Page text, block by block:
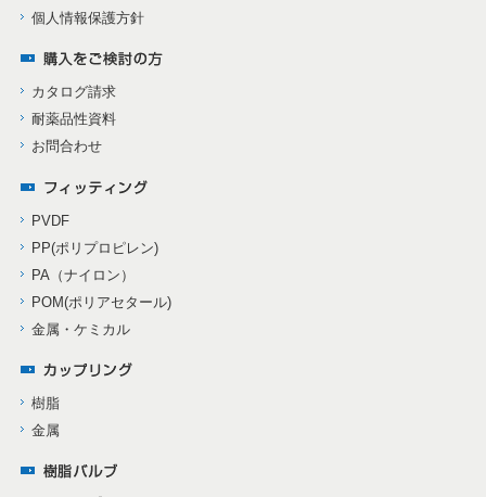
個人情報保護方針
カタログ請求
耐薬品性資料
お問合わせ
PVDF
PP(ポリプロピレン)
PA（ナイロン）
POM(ポリアセタール)
金属・ケミカル
樹脂
金属